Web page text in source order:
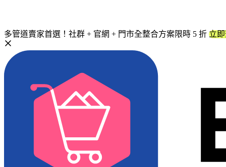
多管道賣家首選！社群 + 官網 + 門市全整合方案限時 5 折 立